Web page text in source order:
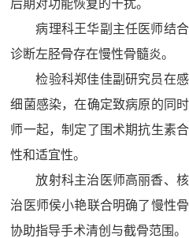
后期对功能恢复的干扰。
病理科王华副主任医师结
诊断左胫骨存在慢性骨髓炎。
检验科郑佳佳副研究员在
细菌感染，在确定致病原的同
师一起，制定了围术期抗生素
性和适宜性。
放射科主治医师高丽香、
治医师侯小艳联合明确了慢性
协助指导手术清创与截骨范围。